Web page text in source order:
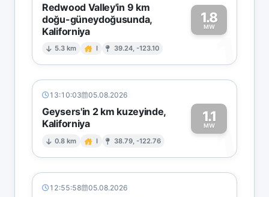
Redwood Valley'in 9 km
doğu-güneydoğusunda,
Kaliforniya
5.3 km I 39.24, -123.10
1.8
MW
1
13:10:03 05.08.2026
Geysers'in 2 km kuzeyinde,
Kaliforniya
0.8 km I 38.79, -122.76
1.1
MW1
12:55:58 05.08.2026